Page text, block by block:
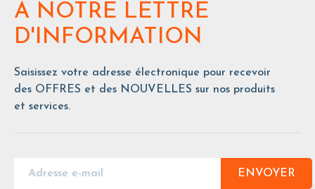
À NOTRE LETTRE
D'INFORMATION
Saisissez votre adresse électronique pour recevoir
des OFFRES et des NOUVELLES sur nos produits
et services.
ENVOYER